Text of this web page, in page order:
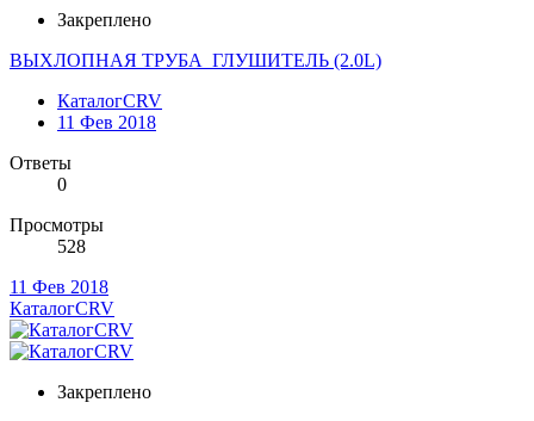
Закреплено
ВЫХЛОПНАЯ ТРУБА_ГЛУШИТЕЛЬ (2.0L)
КаталогCRV
11 Фев 2018
Ответы
0
Просмотры
528
11 Фев 2018
КаталогCRV
Закреплено